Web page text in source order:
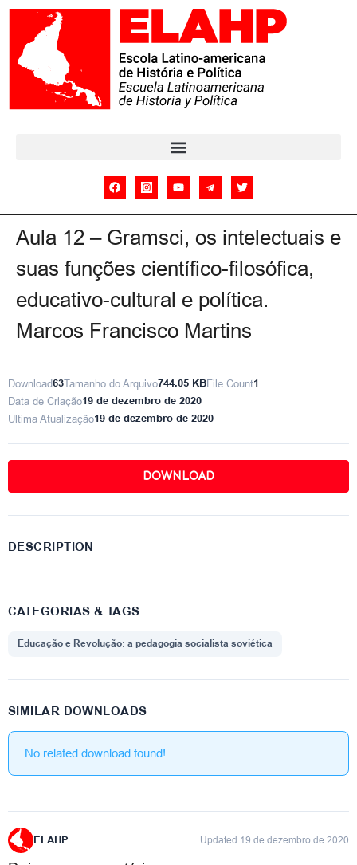
Aula 12 – Gramsci, os intelectuais e
suas funções científico-filosófica,
educativo-cultural e política.
Marcos Francisco Martins
Download63Tamanho do Arquivo744.05 KBFile Count1
Data de Criação19 de dezembro de 2020
Ultima Atualização19 de dezembro de 2020
DOWNLOAD
DESCRIPTION
CATEGORIAS & TAGS
Educação e Revolução: a pedagogia socialista soviética
SIMILAR DOWNLOADS
No related download found!
ELAHP Updated 19 de dezembro de 2020